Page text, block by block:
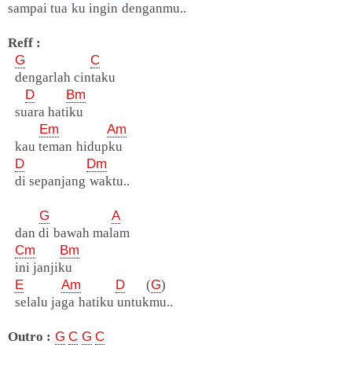
sampai tua ku ingin denganmu..
Reff :
G
C
dengarlah cintaku
D
Bm
suara hatiku
Em
Am
kau teman hidupku
D
Dm
di sepanjang waktu..
G
A
dan di bawah malam
Cm
Bm
ini janjiku
E
Am D (G)
selalu jaga hatiku untukmu..
Outro : G C G C